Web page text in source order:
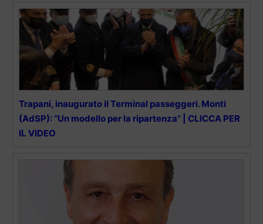
Trapani, inaugurato il Terminal passeggeri. Monti
(AdSP): “Un modello per la ripartenza” | CLICCA PER
IL VIDEO